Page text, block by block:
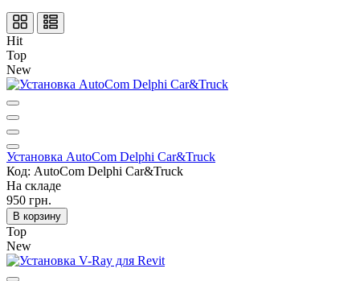
Hit
Top
New
Установка AutoCom Delphi Car&Truck
Код: AutoCom Delphi Car&Truck
На складе
950 грн.
В корзину
Top
New